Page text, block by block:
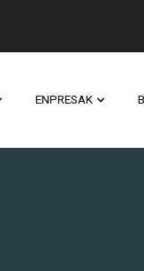
ENPRESAK